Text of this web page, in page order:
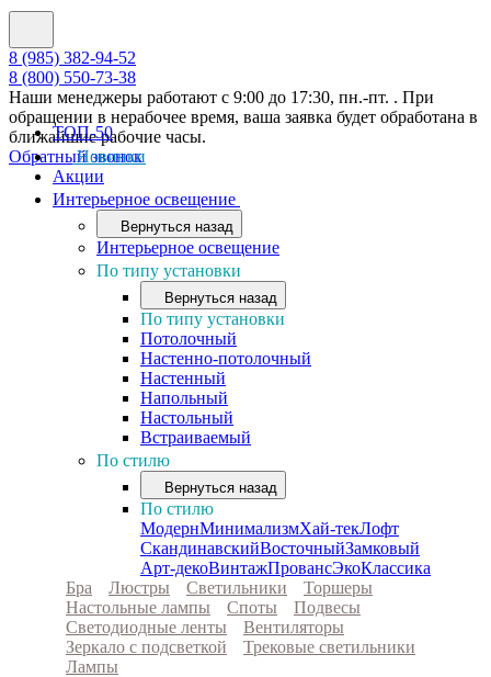
8 (985) 382-94-52
8 (800) 550-73-38
Наши менеджеры работают с 9:00 до 17:30, пн.-пт. . При
обращении в нерабочее время, ваша заявка будет обработана в
ближайшие рабочие часы.
Обратный звонок
ТОП-50
Новинки
Акции
Интерьерное освещение
Вернуться назад
Интерьерное освещение
По типу установки
Вернуться назад
По типу установки
Потолочный
Настенно-потолочный
Настенный
Напольный
Настольный
Встраиваемый
По стилю
Вернуться назад
По стилю
МодернМинимализмХай-текЛофт
СкандинавскийВосточныйЗамковый
Арт-декоВинтажПровансЭкоКлассика
Бра
Люстры Светильники
Торшеры
Настольные лампы
Споты
Подвесы
Светодиодные ленты
Вентиляторы
Зеркало с подсветкой
Трековые светильники
Лампы